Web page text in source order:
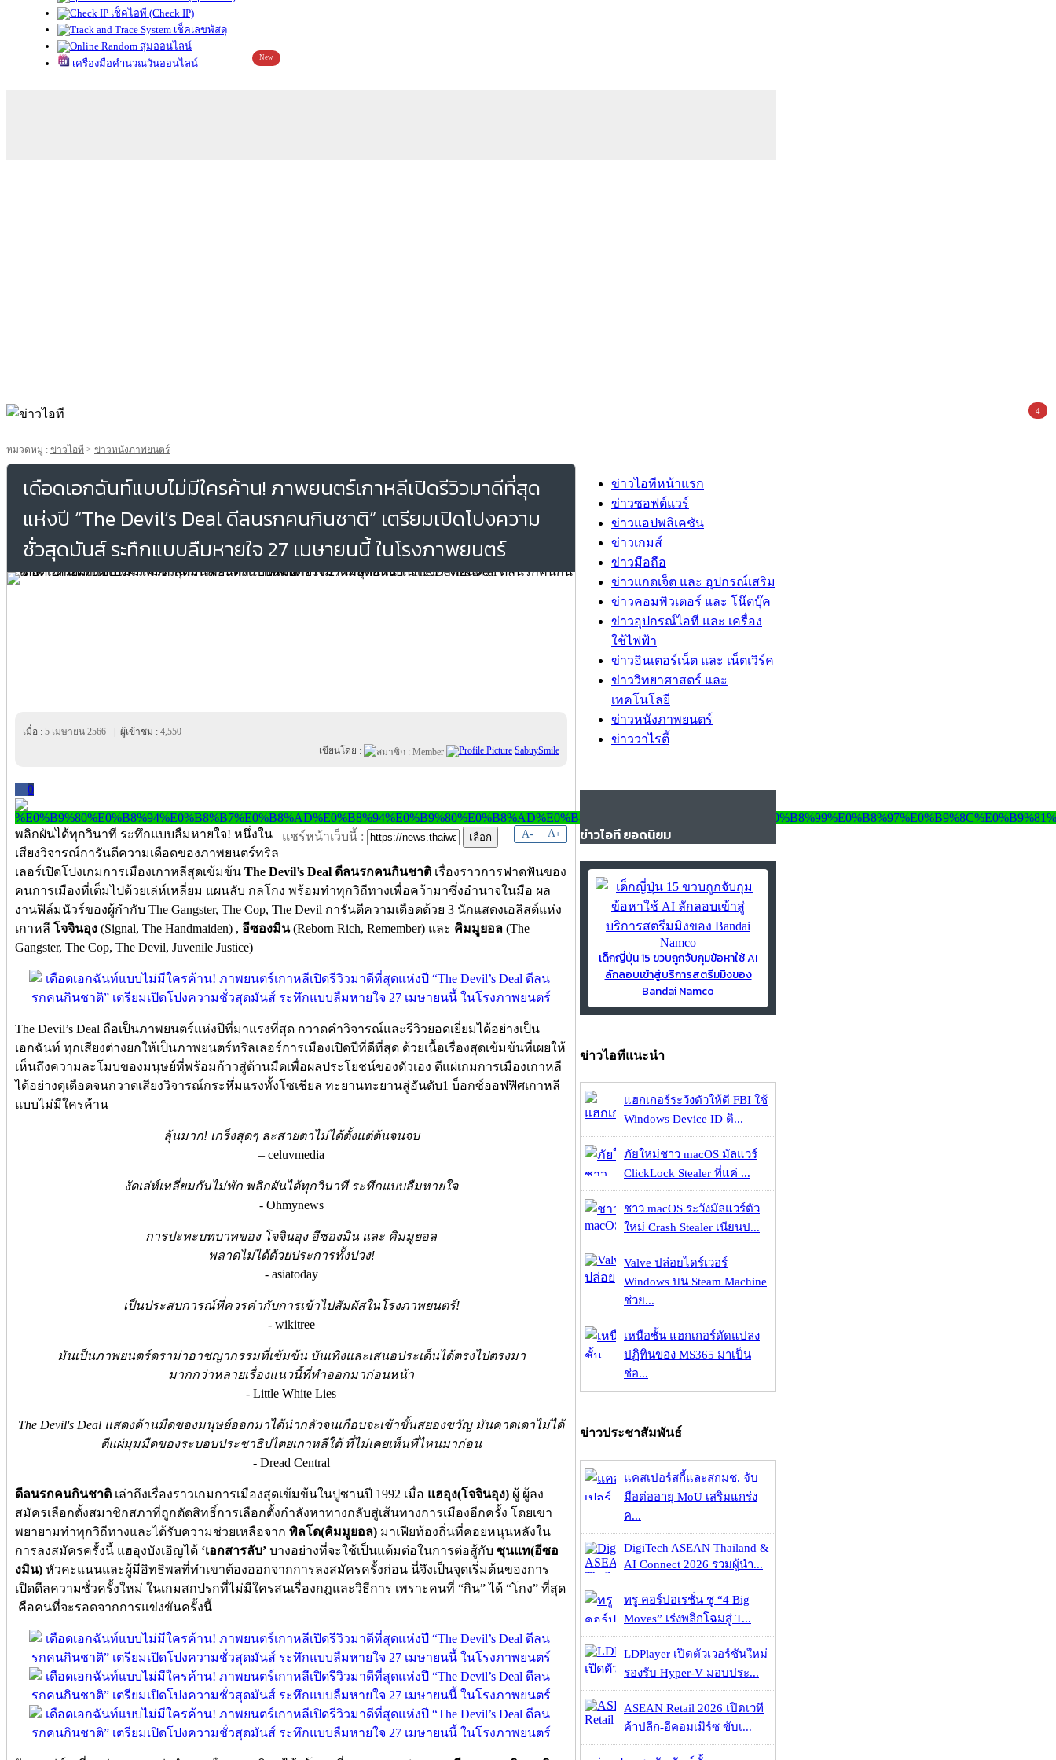
เช็คไอพี (Check IP)
เช็คเลขพัสดุ
สุ่มออนไลน์
เครื่องมือคำนวณวันออนไลน์
New
หมวดหมู่ : ข่าวไอที > ข่าวหนังภาพยนตร์
เดือดเอกฉันท์แบบไม่มีใครค้าน! ภาพยนตร์เกาหลีเปิดรีวิวมาดีที่สุด
แห่งปี “The Devil’s Deal ดีลนรกคนกินชาติ” เตรียมเปิดโปงความ
ชั่วสุดมันส์ ระทึกแบบลืมหายใจ 27 เมษายนนี้ ในโรงภาพยนตร์
เมื่อ : 5 เมษายน 2566 ผู้เข้าชม : 4,550
เขียนโดย :
SabuySmile
0
A- A+
แชร์หน้าเว็บนี้ :
พลิกผันได้ทุกวินาที ระทึกแบบลืมหายใจ! หนึ่งใน
เสียงวิจารณ์การันตีความเดือดของภาพยนตร์ทริล
เลอร์เปิดโปงเกมการเมืองเกาหลีสุดเข้มข้น The Devil’s Deal ดีลนรกคนกินชาติ เรื่องราวการฟาดฟันของ
คนการเมืองที่เต็มไปด้วยเล่ห์เหลี่ยม แผนลับ กลโกง พร้อมทำทุกวิถีทางเพื่อคว้ามาซึ่งอำนาจในมือ ผล
งานฟิล์มนัวร์ของผู้กำกับ The Gangster, The Cop, The Devil การันตีความเดือดด้วย 3 นักแสดงเอลิสต์แห่ง
เกาหลี โจจินอุง (Signal, The Handmaiden) , อีซองมิน(Reborn Rich, Remember) และ คิมมูยอล (The
Gangster, The Cop, The Devil, Juvenile Justice)
The Devil’s Deal ถือเป็นภาพยนตร์แห่งปีที่มาแรงที่สุด กวาดคำวิจารณ์และรีวิวยอดเยี่ยมได้อย่างเป็น
เอกฉันท์ ทุกเสียงต่างยกให้เป็นภาพยนตร์ทริลเลอร์การเมืองเปิดปีที่ดีที่สุด ด้วยเนื้อเรื่องสุดเข้มข้นที่เผยให้
เห็นถึงความละโมบของมนุษย์ที่พร้อมก้าวสู่ด้านมืดเพื่อผลประโยชน์ของตัวเอง ตีแผ่เกมการเมืองเกาหลี
ได้อย่างดุเดือดจนกวาดเสียงวิจารณ์กระหึ่มแรงทั้งโซเชียล ทะยานทะยานสู่อันดับ1 บ็อกซ์ออฟฟิศเกาหลี
แบบไม่มีใครค้าน
ลุ้นมาก! เกร็งสุดๆ ละสายตาไม่ได้ตั้งแต่ต้นจนจบ
– celuvmedia
งัดเล่ห์เหลี่ยมกันไม่พัก พลิกผันได้ทุกวินาที ระทึกแบบลืมหายใจ
- Ohmynews
การปะทะบทบาทของ โจจินอุง อีซองมิน และ คิมมูยอล
พลาดไม่ได้ด้วยประการทั้งปวง!
- asiatoday
เป็นประสบการณ์ที่ควรค่ากับการเข้าไปสัมผัสในโรงภาพยนตร์!
- wikitree
มันเป็นภาพยนตร์ดราม่าอาชญากรรมที่เข้มข้น บันเทิงและเสนอประเด็นได้ตรงไปตรงมา
มากกว่าหลายเรื่องแนวนี้ที่ทำออกมาก่อนหน้า
- Little White Lies
The Devil's Deal แสดงด้านมืดของมนุษย์ออกมาได้น่ากลัวจนเกือบจะเข้าขั้นสยองขวัญ มันคาดเดาไม่ได้
ตีแผ่มุมมืดของระบอบประชาธิปไตยเกาหลีใต้ ที่ไม่เคยเห็นที่ไหนมาก่อน
- Dread Central
ดีลนรกคนกินชาติ เล่าถึงเรื่องราวเกมการเมืองสุดเข้มข้นในปูซานปี 1992 เมื่อ แฮอุง(โจจินอุง) ผู้ ผู้ลง
สมัครเลือกตั้งสมาชิกสภาที่ถูกตัดสิทธิ์การเลือกตั้งกำลังหาทางกลับสู่เส้นทางการเมืองอีกครั้ง โดยเขา
พยายามทำทุกวิถีทางและได้รับความช่วยเหลือจาก พิลโด(คิมมูยอล) มาเฟียท้องถิ่นที่คอยหนุนหลังใน
การลงสมัครครั้งนี้ แฮอุงบังเอิญได้ ‘เอกสารลับ’ บางอย่างที่จะใช้เป็นแต้มต่อในการต่อสู้กับ ซุนแท(อีซอ
งมิน) หัวคะแนนและผู้มีอิทธิพลที่ทำเขาต้องออกจากการลงสมัครครั้งก่อน นี่จึงเป็นจุดเริ่มต้นของการ
เปิดดีลความชั่วครั้งใหม่ ในเกมสกปรกที่ไม่มีใครสนเรื่องกฎและวิธีการ เพราะคนที่ “กิน” ได้ “โกง” ที่สุด
คือคนที่จะรอดจากการแข่งขันครั้งนี้
ข่าวไอทีหน้าแรก
ข่าวซอฟต์แวร์
ข่าวแอปพลิเคชัน
ข่าวเกมส์
ข่าวมือถือ
ข่าวแกดเจ็ต และ อุปกรณ์เสริม
ข่าวคอมพิวเตอร์ และ โน๊ตบุ๊ค
ข่าวอุปกรณ์ไอที และ เครื่อง
ใช้ไฟฟ้า
ข่าวอินเตอร์เน็ต และ เน็ตเวิร์ค
ข่าววิทยาศาสตร์ และ
เทคโนโลยี
ข่าวหนังภาพยนตร์
ข่าววาไรตี้
ข่าวไอที ยอดนิยม
เด็กญี่ปุ่น 15 ขวบถูกจับกุมข้อหาใช้ AI
ลักลอบเข้าสู่บริการสตรีมมิงของ
Bandai Namco
ข่าวไอทีแนะนำ
แฮกเกอร์ระวังตัวให้ดี FBI ใช้
Windows Device ID ติ...
ภัยใหม่ชาว macOS มัลแวร์
ClickLock Stealer ที่แค่ ...
ชาว macOS ระวังมัลแวร์ตัว
ใหม่ Crash Stealer เนียนป...
Valve ปล่อยไดร์เวอร์
Windows บน Steam Machine
ช่วย...
เหนือชั้น แฮกเกอร์ดัดแปลง
ปฏิทินของ MS365 มาเป็น
ช่อ...
ข่าวประชาสัมพันธ์
แคสเปอร์สกี้และสกมช. จับ
มือต่ออายุ MoU เสริมแกร่ง
ค...
DigiTech ASEAN Thailand &
AI Connect 2026 รวมผู้นำ...
ทรู คอร์ปอเรชั่น ชู “4 Big
Moves” เร่งพลิกโฉมสู่ T...
LDPlayer เปิดตัวเวอร์ชันใหม่
รองรับ Hyper-V มอบประ...
ASEAN Retail 2026 เปิดเวที
ค้าปลีก-อีคอมเมิร์ซ ขับเ...
4